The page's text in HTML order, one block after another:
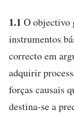
1.1 O objectivo
instrumentos
correcto em
adquirir
forças causais
destina-se a